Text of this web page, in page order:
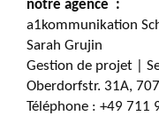
notre agence :
a1kommunikation
Sarah Grujin
Gestion de projet |
Oberdorfstr. 31A,
Téléphone : +49 711